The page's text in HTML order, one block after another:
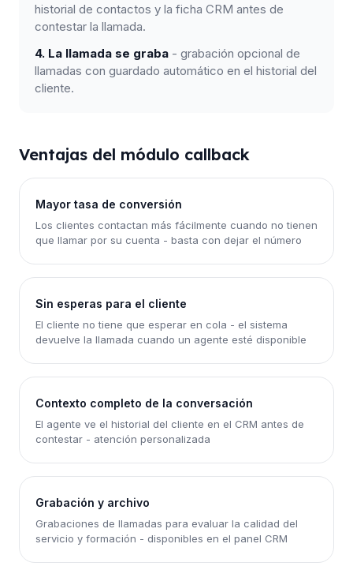
historial de contactos y la ficha CRM antes de
contestar la llamada.
4. La llamada se graba - grabación opcional de
llamadas con guardado automático en el historial del
cliente.
Ventajas del módulo callback
Mayor tasa de conversión
Los clientes contactan más fácilmente cuando no tienen
que llamar por su cuenta - basta con dejar el número
Sin esperas para el cliente
El cliente no tiene que esperar en cola - el sistema
devuelve la llamada cuando un agente esté disponible
Contexto completo de la conversación
El agente ve el historial del cliente en el CRM antes de
contestar - atención personalizada
Grabación y archivo
Grabaciones de llamadas para evaluar la calidad del
servicio y formación - disponibles en el panel CRM